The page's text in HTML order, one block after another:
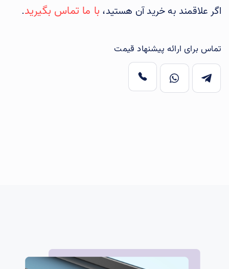
اگر علاقمند به خرید آن هستید، با ما تماس بگیرید.
تماس برای ارائه پیشنهاد قیمت